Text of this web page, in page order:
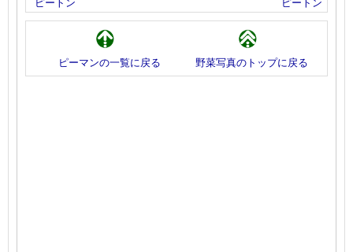
ピーマンの一覧に戻る 野菜写真のトップに戻る